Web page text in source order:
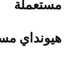
مستعملة
هيونداي